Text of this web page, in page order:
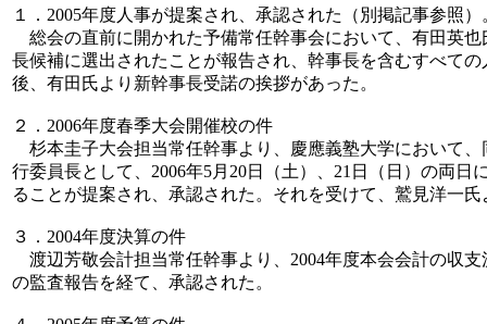
１．2005年度人事が提案され、承認された（別掲記事参照）
総会の直前に開かれた予備常任幹事会において、有田英也
長候補に選出されたことが報告され、幹事長を含むすべて
後、有田氏より新幹事長受諾の挨拶があった。
２．2006年度春季大会開催校の件
杉本圭子大会担当常任幹事より、慶應義塾大学において
行委員長として、2006年5月20日（土）、21日（日）の両日
ることが提案され、承認された。それを受けて、鷲見洋一
３．2004年度決算の件
渡辺芳敬会計担当常任幹事より、2004年度本会会計の収
の監査報告を経て、承認された。